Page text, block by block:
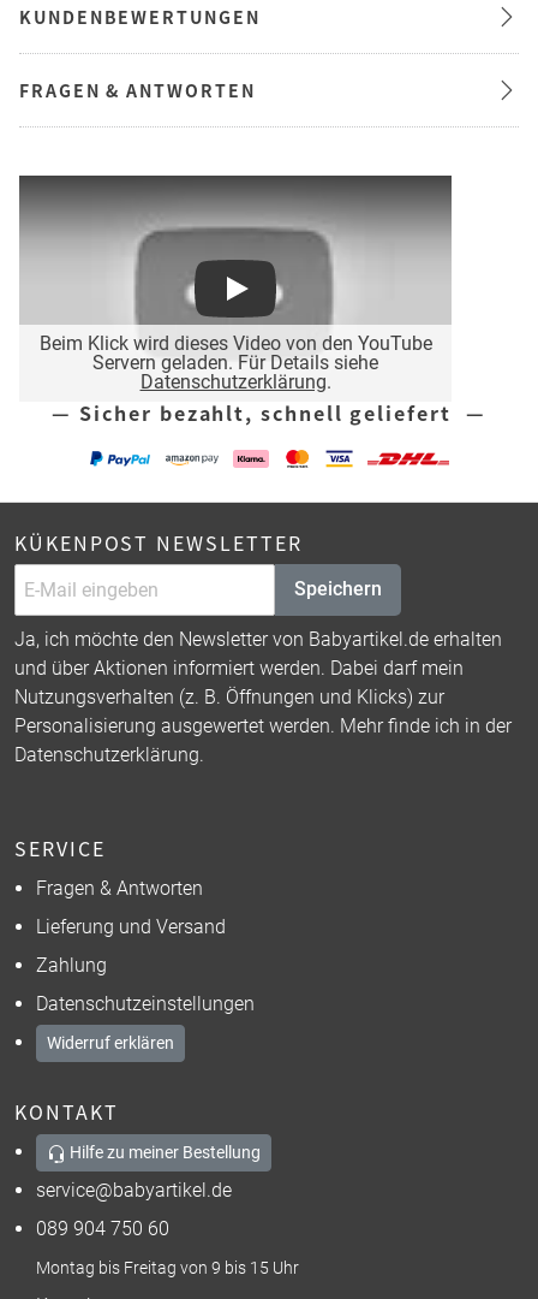
KUNDENBEWERTUNGEN
FRAGEN & ANTWORTEN
Beim Klick wird dieses Video von den YouTube
Servern geladen. Für Details siehe
Datenschutzerklärung.
Play
— Sicher bezahlt, schnell geliefert —
KÜKENPOST NEWSLETTER
Speichern
Ja, ich möchte den Newsletter von Babyartikel.de erhalten
und über Aktionen informiert werden. Dabei darf mein
Nutzungsverhalten (z. B. Öffnungen und Klicks) zur
Personalisierung ausgewertet werden. Mehr finde ich in der
Datenschutzerklärung.
SERVICE
Fragen & Antworten
Lieferung und Versand
Zahlung
Datenschutzeinstellungen
Widerruf erklären
KONTAKT
Hilfe zu meiner Bestellung
service@babyartikel.de
089 904 750 60
Montag bis Freitag von 9 bis 15 Uhr